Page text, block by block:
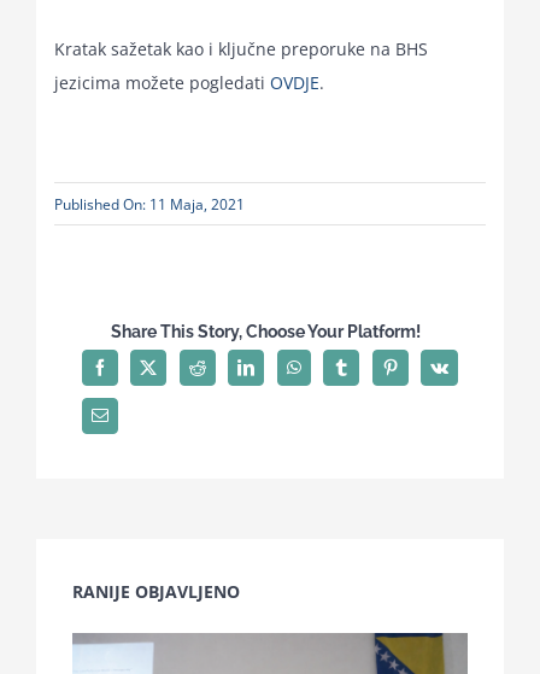
Kratak sažetak kao i ključne preporuke na BHS
jezicima možete pogledati OVDJE.
Published On: 11 Maja, 2021
Share This Story, Choose Your Platform!
RANIJE OBJAVLJENO